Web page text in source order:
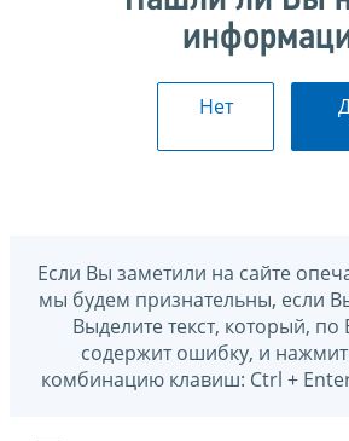
Нет
Если Вы заметили на сайте
мы будем признательны, если
Выделите текст, который,
содержит ошибку, и
комбинацию клавиш: Ctrl +